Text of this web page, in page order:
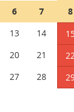
6 7 8
13 14
20 21 22
27 28